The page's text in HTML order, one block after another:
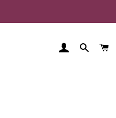
EINLOGGEN
SUCHE